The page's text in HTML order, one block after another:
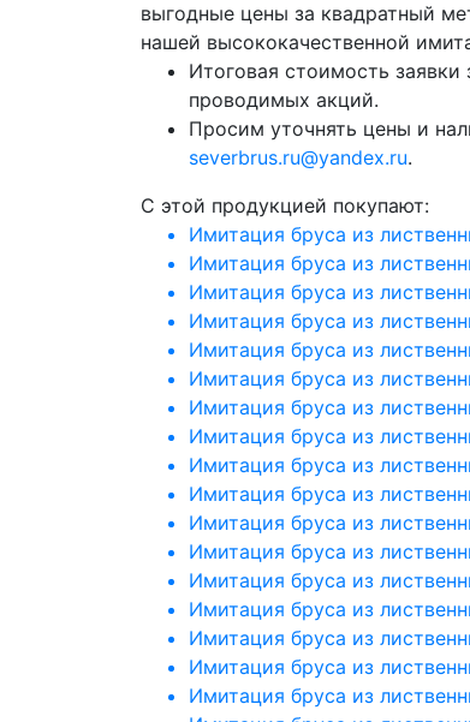
выгодные цены за квадратный
нашей высококачественной
Итоговая стоимость заявки
проводимых акций.
Просим уточнять цены и
severbrus.ru@yandex.ru.
C этой продукцией покупают:
Имитация бруса из
Имитация бруса из
Имитация бруса из
Имитация бруса из
Имитация бруса из
Имитация бруса из
Имитация бруса из
Имитация бруса из
Имитация бруса из
Имитация бруса из
Имитация бруса из
Имитация бруса из
Имитация бруса из
Имитация бруса из
Имитация бруса из
Имитация бруса из
Имитация бруса из